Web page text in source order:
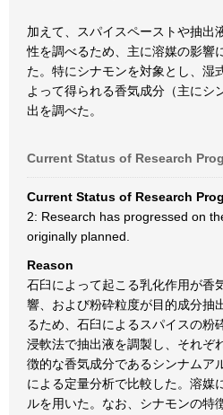
加えて、スパイスペーストや抽出
性を調べるため、主に溶媒の影響
た。特にシナモンを対象とし、湿
よって得られる香気成分（主にシ
出を調べた。
Current Status of Research
Current Status of Research
2: Research has progressed on
originally planned.
Reason
石臼によって起こる乳化作用が香
響、および粉砕粒度が目的成分抽
るため、石臼によるスパイスの粉
浸軟法で抽出液を調製し、それぞ
徴的な香気成分であるシンナムア
による定量分析で比較した。溶媒
ルを用いた。なお、シナモンの特